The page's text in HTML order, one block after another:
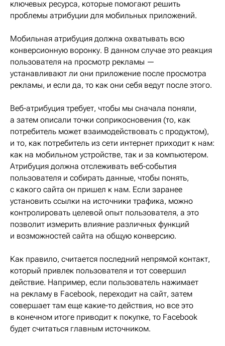
ключевых ресурса, которые помогают решить
проблемы атрибуции для мобильных приложений.
Мобильная атрибуция должна охватывать всю
конверсионную воронку. В данном случае это реакция
пользователя на просмотр рекламы —
устанавливают ли они приложение после просмотра
рекламы, и если да, то как они себя ведут после этого.
Веб-атрибуция требует, чтобы мы сначала поняли,
а затем описали точки соприкосновения (то, как
потребитель может взаимодействовать с продуктом),
и то, как потребитель из сети интернет приходит к нам:
как на мобильном устройстве, так и за компьютером.
Атрибуция должна отслеживать веб-события
пользователя и собирать данные, чтобы понять,
с какого сайта он пришел к нам. Если заранее
установить ссылки на источники трафика, можно
контролировать целевой опыт пользователя, а это
позволит измерить влияние различных функций
и возможностей сайта на общую конверсию.
Как правило, считается последний непрямой контакт,
который привлек пользователя и тот совершил
действие. Например, если пользователь нажимает
на рекламу в Facebook, переходит на сайт, затем
совершает там еще какие-то действия, но все это
в конечном итоге приводит к покупке, то Facebook
будет считаться главным источником.